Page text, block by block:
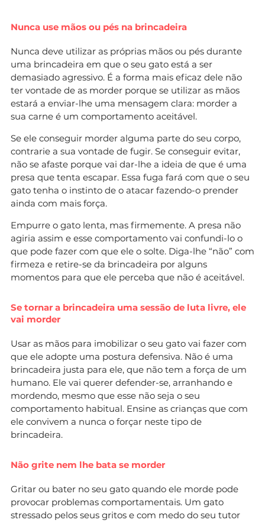
Nunca use mãos ou pés na brincadeira
Nunca deve utilizar as próprias mãos ou pés durante
uma brincadeira em que o seu gato está a ser
demasiado agressivo. É a forma mais eficaz dele não
ter vontade de as morder porque se utilizar as mãos
estará a enviar-lhe uma mensagem clara: morder a
sua carne é um comportamento aceitável.
Se ele conseguir morder alguma parte do seu corpo,
contrarie a sua vontade de fugir. Se conseguir evitar,
não se afaste porque vai dar-lhe a ideia de que é uma
presa que tenta escapar. Essa fuga fará com que o seu
gato tenha o instinto de o atacar fazendo-o prender
ainda com mais força.
Empurre o gato lenta, mas firmemente. A presa não
agiria assim e esse comportamento vai confundi-lo o
que pode fazer com que ele o solte. Diga-lhe “não” com
firmeza e retire-se da brincadeira por alguns
momentos para que ele perceba que não é aceitável.
Se tornar a brincadeira uma sessão de luta livre, ele
vai morder
Usar as mãos para imobilizar o seu gato vai fazer com
que ele adopte uma postura defensiva. Não é uma
brincadeira justa para ele, que não tem a força de um
humano. Ele vai querer defender-se, arranhando e
mordendo, mesmo que esse não seja o seu
comportamento habitual. Ensine as crianças que com
ele convivem a nunca o forçar neste tipo de
brincadeira.
Não grite nem lhe bata se morder
Gritar ou bater no seu gato quando ele morde pode
provocar problemas comportamentais. Um gato
stressado pelos seus gritos e com medo do seu tutor